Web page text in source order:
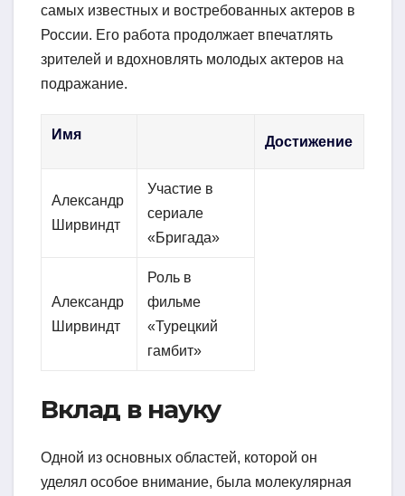
самых известных и востребованных актеров в
России. Его работа продолжает впечатлять
зрителей и вдохновлять молодых актеров на
подражание.
Имя Достижение
Александр
Ширвиндт
Участие в
сериале
«Бригада»
Александр
Ширвиндт
Роль в
фильме
«Турецкий
гамбит»
Вклад в науку
Одной из основных областей, которой он
уделял особое внимание, была молекулярная